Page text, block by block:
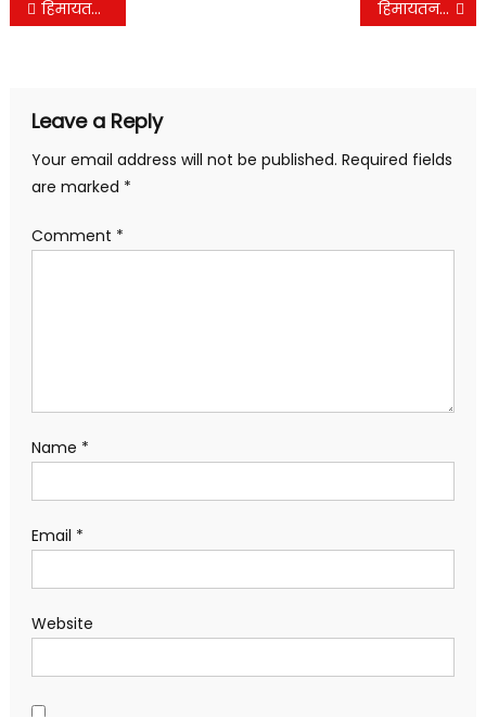
navigation
हिमायतनगर शहरात मोठा राजकीय भूकंप… काँग्रेस पक्षातील दिग्गज नेत्यांना राष्ट्रवादी काँग्रेसचे प्रदेश अध्यक्ष जयंत पाटील यांच्या उपस्थितीत राष्ट्रवादी काँग्रेस मध्ये प्रवेश… हिमायतनगर परिसरातील अवैध धंद्यामुळे गुन्हेगारी फोफाळली. नूतन पोलीस निरीक्षक का पुढे अवैध धंदे बंद करण्याचे मोठे आव्हान
Leave a Reply
Your email address will not be published. Required fields
are marked *
Comment *
Name *
Email *
Website